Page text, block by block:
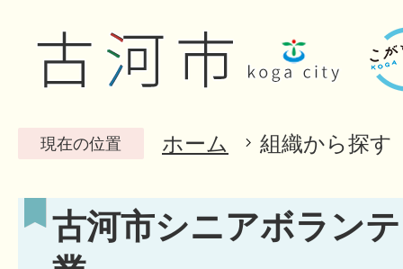
現在の位置 ホーム 組織から探す
古河市シニアボラン